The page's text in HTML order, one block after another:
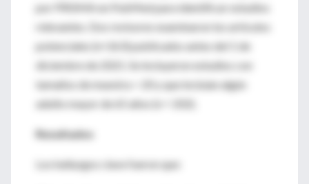
por PRISMA en PubMed para identificar estudios
relevantes. Dos revisores examinaron los artículos
potenciales (n=263) publicados antes del 1 de
diciembre de 2021. Se incluyeron estudios con
tamaños de muestra > 20 y que incluían algún
adulto mayor de 65 años (n = 202).
Resultados
Los hallazgos clave fueron que: